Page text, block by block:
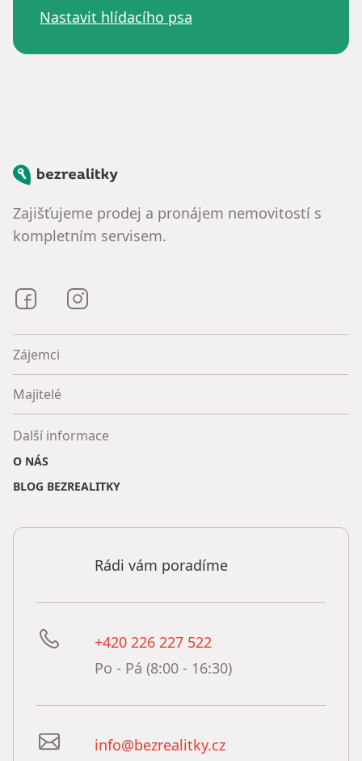
Nastavit hlídacího psa
Bezrealitky
Zajišťujeme prodej a pronájem nemovitostí s
kompletním servisem.
Bezrealitky na Facebooku
Zájemci
Majitelé
Další informace
O NÁS
BLOG BEZREALITKY
Rádi vám poradíme
+420 226 227 522
Po - Pá (8:00 - 16:30)
info@bezrealitky.cz